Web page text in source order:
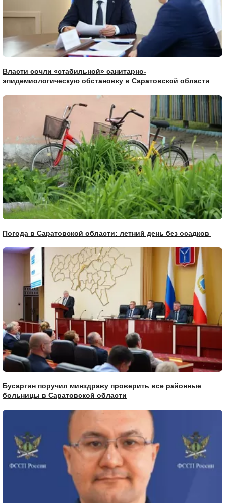
Власти сочли «стабильной» санитарно-
эпидемиологическую обстановку в Саратовской области
Погода в Саратовской области: летний день без осадков
Бусаргин поручил минздраву проверить все районные
больницы в Саратовской области